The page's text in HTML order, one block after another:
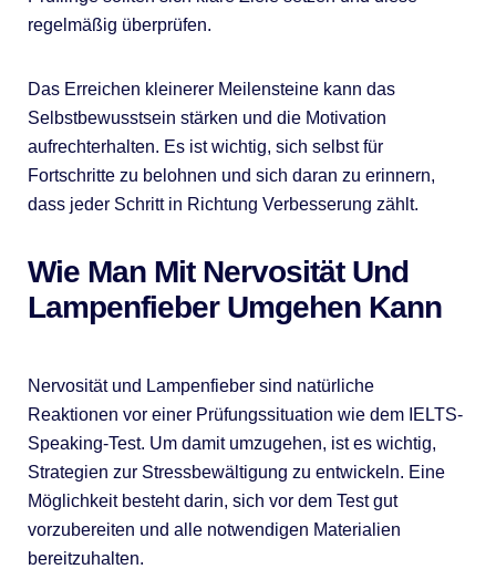
regelmäßig überprüfen.
Das Erreichen kleinerer Meilensteine kann das
Selbstbewusstsein stärken und die Motivation
aufrechterhalten. Es ist wichtig, sich selbst für
Fortschritte zu belohnen und sich daran zu erinnern,
dass jeder Schritt in Richtung Verbesserung zählt.
Wie Man Mit Nervosität Und
Lampenfieber Umgehen Kann
Nervosität und Lampenfieber sind natürliche
Reaktionen vor einer Prüfungssituation wie dem IELTS-
Speaking-Test. Um damit umzugehen, ist es wichtig,
Strategien zur Stressbewältigung zu entwickeln. Eine
Möglichkeit besteht darin, sich vor dem Test gut
vorzubereiten und alle notwendigen Materialien
bereitzuhalten.